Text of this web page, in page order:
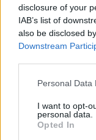
disclosure of your
IAB’s list of
also be disclosed
Downstream
Please note that
not limited to your
grant or deny
use your data for
Personal Data
I want to opt-
personal data.
Opted In